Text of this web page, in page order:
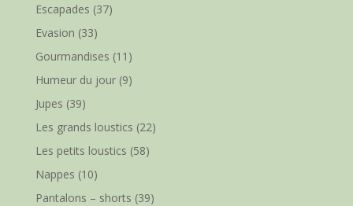
Escapades (37)
Evasion (33)
Gourmandises (11)
Humeur du jour(9)
Jupes (39)
Les grands loustics (22)
Les petits loustics (58)
Nappes (10)
Pantalons – shorts (39)